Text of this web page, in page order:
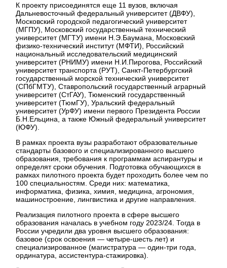
К проекту присоединятся еще 11 вузов, включая
Дальневосточный федеральный университет (ДВФУ),
Московский городской педагогический университет
(МГПУ), Московский государственный технический
университет (МГТУ) имени Н.Э.Баумана, Московский
физико-технический институт (МФТИ), Российский
национальный исследовательский медицинский
университет (РНИМУ) имени Н.И.Пирогова, Российский
университет транспорта (РУТ), Санкт-Петербургский
государственный морской технический университет
(СПбГМТУ), Ставропольский государственный аграрный
университет (СтГАУ), Тюменский государственный
университет (ТюмГУ), Уральский федеральный
университет (УрФУ) имени первого Президента России
Б.Н.Ельцина, а также Южный федеральный университет
(ЮФУ).
В рамках проекта вузы разработают образовательные
стандарты базового и специализированного высшего
образования, требования к программам аспирантуры и
определят сроки обучения. Подготовка обучающихся в
рамках пилотного проекта будет проходить более чем по
100 специальностям. Среди них: математика,
информатика, физика, химия, медицина, агрономия,
машиностроение, лингвистика и другие направления.
Реализация пилотного проекта в сфере высшего
образования началась в учебном году 2023/24. Тогда в
России учредили два уровня высшего образования:
базовое (срок освоения — четыре-шесть лет) и
специализированное (магистратура — один-три года,
ординатура, ассистентура-стажировка).